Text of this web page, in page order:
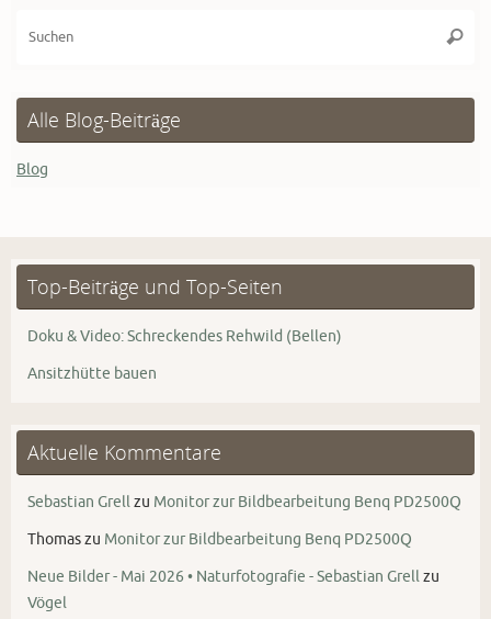
Alle Blog-Beiträge
Blog
Top-Beiträge und Top-Seiten
Doku & Video: Schreckendes Rehwild (Bellen)
Ansitzhütte bauen
Aktuelle Kommentare
Sebastian Grellzu Monitor zur Bildbearbeitung Benq PD2500Q
Thomaszu Monitor zur Bildbearbeitung Benq PD2500Q
Neue Bilder - Mai 2026 • Naturfotografie - Sebastian Grellzu
Vögel